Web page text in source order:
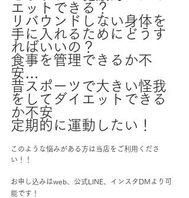
エットできる？
リバウンドしない身体を
手に入れるためにどうす
ればいいの？
食事を管理できるか不
安…
昔スポーツで大きい怪我
をしてダイエットできる
か不安
定期的に運動したい！
このような悩みがある方は当店をご利用くださ
い！！
お申し込みはweb、公式LINE、インスタDMより可
能です！